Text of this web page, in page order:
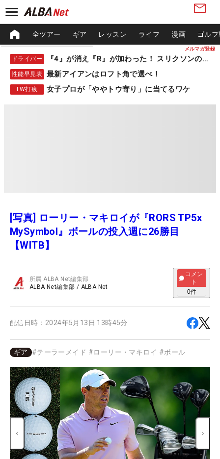
メルマガ登録
全ツアー ギア レッスン ライフ 漫画 ゴル
ドライバー 『4』が消え『R』が加わった！ スリクソンの新作
性能早見表 最新アイアンはロフト角で選べ！
FW打痕 女子プロが「ややトウ寄り」に当てるワケ
[写真] ローリー・マキロイが『RORS TP5x
MySymbol』ボールの投入週に26勝目
【WITB】
所属ALBA Net編集部
ALBA Net編集部 / ALBA Net
コメン
ト
0件
配信日時： 2024年5月13日 13時45分
ギア #テーラーメイド #ローリー・マキロイ #ボール